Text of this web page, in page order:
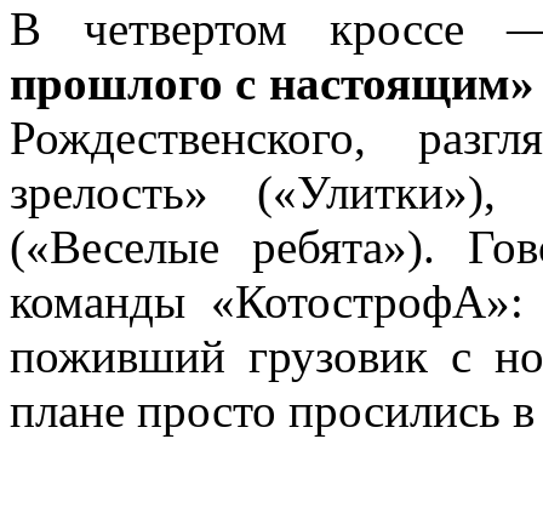
В четвертом
прошлого с настоящим»
Рождественского,
зрелость»
(«Веселые ребята»).
команды
поживший грузовик с
плане просто просились